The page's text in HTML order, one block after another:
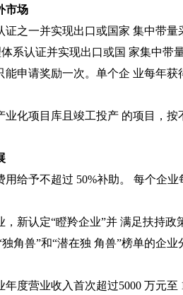
市场
之一并实现出口或国家 集中带
系认证并实现出口或国 家集中
申请奖励一次。单个企 业每年获
化项目库且竣工投产 的项目，
给予不超过 50%补助。 每个企业
新认定“瞪羚企业”并 满足扶持
角兽”和“潜在独 角兽”榜单的企业
度营业收入首次超过5000 万元